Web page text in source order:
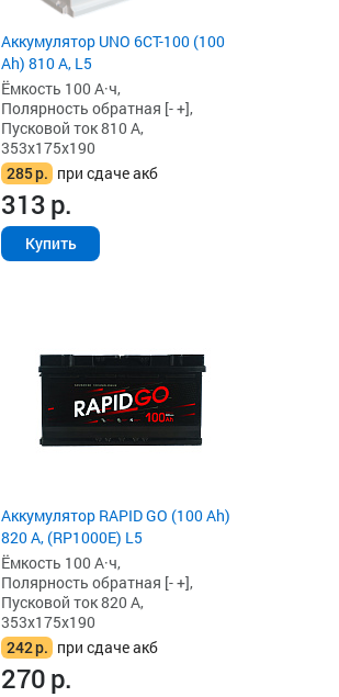
Аккумулятор UNO 6CT-100 (100
Ah) 810 А, L5
Ёмкость 100 А·ч,
Полярность обратная [- +],
Пусковой ток 810 А,
353x175x190
285р. при сдаче акб
313р.
Купить
Аккумулятор RAPID GO (100 Ah)
820 А, (RP1000E) L5
Ёмкость 100 А·ч,
Полярность обратная [- +],
Пусковой ток 820 А,
353x175x190
242р. при сдаче акб
270р.